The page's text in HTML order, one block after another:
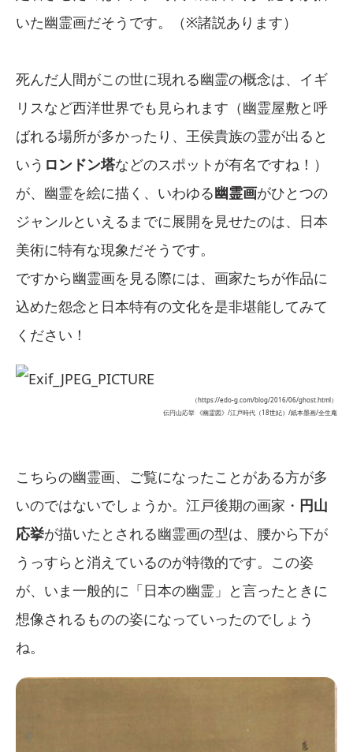
いた幽霊画だそうです。（※諸説あります）
死んだ人間がこの世に現れる幽霊の概念は、イギ
リスなど西洋世界でも見られます（幽霊屋敷と呼
ばれる場所が多かったり、王侯貴族の霊が出ると
いう ロンドン塔などのスポットが有名ですね！）
が、幽霊を絵に描く、いわゆる幽霊画がひとつの
ジャンルといえるまでに展開を見せたのは、日本
美術に特有な現象だそうです。
ですから幽霊画を見る際には、画家たちが作品に
込めた怨念と日本特有の文化を是非堪能してみて
ください！
（https://edo-g.com/blog/2016/06/ghost.html）
伝円山応挙 《幽霊図》/江戸時代（18世紀）/紙本墨画/全生庵
こちらの幽霊画、ご覧になったことがある方が多
いのではないでしょうか。江戸後期の画家・ 円山
応挙が描いたとされる幽霊画の型は、腰から下が
うっすらと消えているのが特徴的です。この姿
が、いま一般的に「日本の幽霊」と言ったときに
想像されるものの姿になっていったのでしょう
ね。